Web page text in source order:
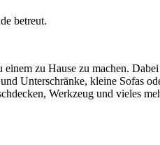
betreut.
zu Hause zu machen.
Unterschränke, kleine Sofas
Werkzeug und vieles